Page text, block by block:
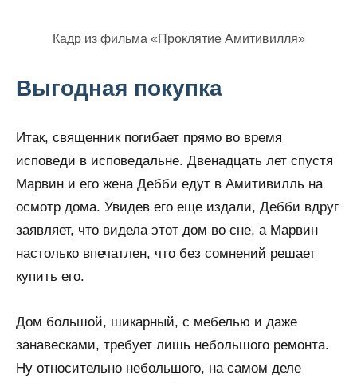
Кадр из фильма «Проклятие Амитивилля»
Выгодная покупка
Итак, священник погибает прямо во время
исповеди в исповедальне. Двенадцать лет спустя
Марвин и его жена Дебби едут в Амитивилль на
осмотр дома. Увидев его еще издали, Дебби вдруг
заявляет, что видела этот дом во сне, а Марвин
настолько впечатлен, что без сомнений решает
купить его.
Дом большой, шикарный, с мебелью и даже
занавесками, требует лишь небольшого ремонта.
Ну относительно небольшого, на самом деле